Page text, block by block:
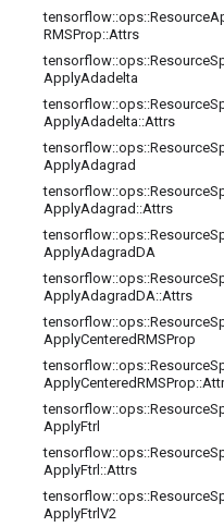
tensorflow::ops::Resource
RMSProp::Attrs
tensorflow::ops::Resource
ApplyAdadelta
tensorflow::ops::Resource
ApplyAdadelta::Attrs
tensorflow::ops::Resource
ApplyAdagrad
tensorflow::ops::Resource
ApplyAdagrad ::Attrs
tensorflow::ops::Resource
ApplyAdagradDA
tensorflow::ops::Resource
ApplyAdagradDA::Attrs
tensorflow::ops::Resource
ApplyCenteredRMSProp
tensorflow::ops::Resource
ApplyCenteredRMSProp::
tensorflow::ops::Resource
ApplyFtrl
tensorflow::ops::Resource
ApplyFtrl ::Attrs
tensorflow::ops::Resource
ApplyFtrlV2